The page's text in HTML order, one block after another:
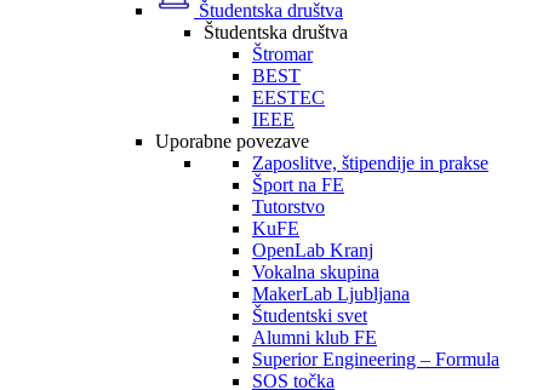
Študentska društva
Študentska društva
Štromar
BEST
EESTEC
IEEE
Uporabne povezave
Zaposlitve, štipendije in prakse
Šport na FE
Tutorstvo
KuFE
OpenLab Kranj
Vokalna skupina
MakerLab Ljubljana
Študentski svet
Alumni klub FE
Superior Engineering – Formula
SOS točka